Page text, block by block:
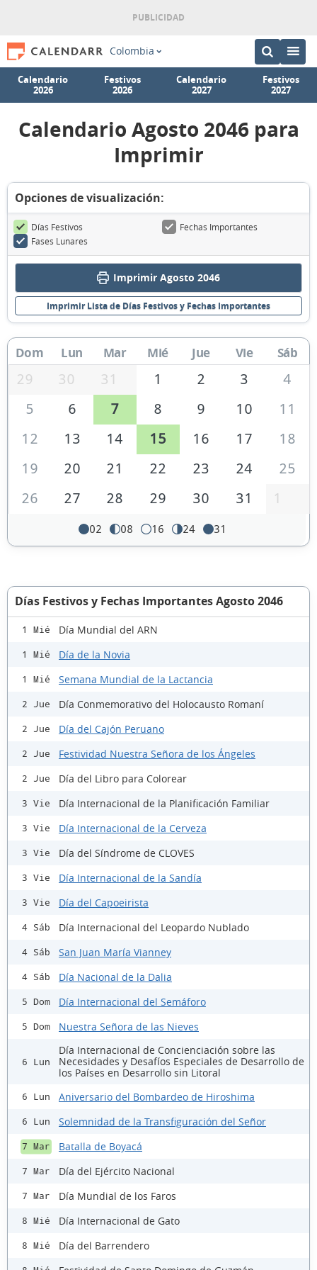
Colombia
Calendario
2026
Festivos
2026
Calendario
2027
Festivos
2027
Calendario Agosto 2046 para
Imprimir
Opciones de visualización:
Días Festivos
Fechas Importantes
Fases Lunares
Imprimir Agosto 2046
Imprimir Lista de Días Festivos y Fechas Importantes
Dom Lun Mar Mié Jue Vie Sáb
29 30 31 1 2 3
4
5
6 7 8 9 10
11
12
13 14 15 16 17
18
19
20 21 22 23 24
25
26
27 28 29 30 31 1
02 08 16 24 31
Días Festivos y Fechas Importantes Agosto 2046
1 Mié Día Mundial del ARN
1 Mié Día de la Novia
1 Mié Semana Mundial de la Lactancia
2 Jue Día Conmemorativo del Holocausto Romaní
2 Jue Día del Cajón Peruano
2 Jue Festividad Nuestra Señora de los Ángeles
2 Jue Día del Libro para Colorear
3 Vie Día Internacional de la Planificación Familiar
3 Vie Día Internacional de la Cerveza
3 Vie Día del Síndrome de CLOVES
3 Vie Día Internacional de la Sandía
3 Vie Día del Capoeirista
4 Sáb Día Internacional del Leopardo Nublado
4 Sáb San Juan María Vianney
4 Sáb Día Nacional de la Dalia
5 Dom Día Internacional del Semáforo
5 Dom Nuestra Señora de las Nieves
6 Lun
Día Internacional de Concienciación sobre las
Necesidades y Desafíos Especiales de Desarrollo de
los Países en Desarrollo sin Litoral
6 Lun Aniversario del Bombardeo de Hiroshima
6 Lun Solemnidad de la Transfiguración del Señor
7 Mar Batalla de Boyacá
7 Mar Día del Ejército Nacional
7 Mar Día Mundial de los Faros
8 Mié Día Internacional de Gato
8 Mié Día del Barrendero